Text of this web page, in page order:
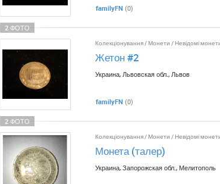
2 ФОТО
familyFN (0)
2 ФОТО
Колекціонування/ Монети / Невідомі
Жетон #2
Украина, Львовская обл., Львов
familyFN (0)
Колекціонування/ Монети / Невідомі
Монета (талер)
Украина, Запорожская обл., Мелитополь